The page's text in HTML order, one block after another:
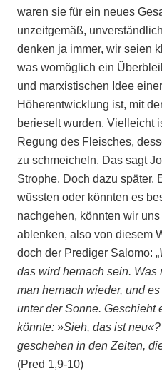
waren sie für ein neues
unzeitgemäß,
denken ja immer, wir seien
was womöglich ein
und marxistischen Idee
Höherentwicklung ist, mit
berieselt wurden. Vielleicht
Regung des Fleisches,
zu schmeicheln. Das sagt
Strophe. Doch dazu später.
wüssten oder könnten es
nachgehen, könnten wir
ablenken, also von diesem
doch der Prediger Salomo: „
das wird hernach sein. Was
man hernach wieder, und
unter der Sonne. Geschieht
könnte: »Sieh, das ist
geschehen in den Zeiten,
(Pred 1,9-10)